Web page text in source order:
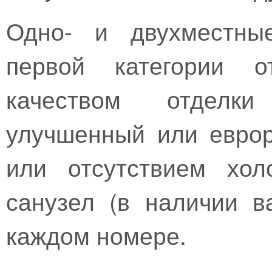
Одно- и
первой категории
качеством
улучшенный или
или отсутствием
санузел (в наличии
каждом номере.